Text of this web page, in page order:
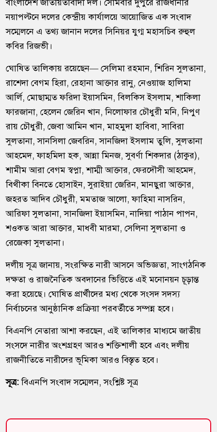
বাংলাদেশ জাতীয়তাবাদী দল। সোমবার দুপুরে রাজধানীর
নয়াপল্টনে দলের কেন্দ্রীয় কার্যালয়ে আয়োজিত এক সংবাদ
সম্মেলনে এ তথ্য জানান দলের সিনিয়র যুগ্ম মহাসচিবরুহুল
কবির রিজভী।
ঘোষিত তালিকায় রয়েছেন— সেলিমা রহমান, শিরিন সুলতানা,
রাশেদা বেগম হিরা, রেহানা আক্তার রানু, নেওয়াজ হালিমা
আর্লি, মোছাম্মত ফরিদা ইয়াসমিন, বিলকিস ইসলাম, শাকিলা
ফারজানা, হেলেন জেরিন খান, নিলোফার চৌধুরী মনি, নিপুণ
রায় চৌধুরী, জেবা আমিন খান, মাহমুদা হাবিবা, সাবিরা
সুলতানা, সানসিলা জেবরিন, সানজিদা ইসলাম তুলি, সুলতানা
আহমেদ, ফাহমিদা হক, আন্না মিনজ, সুবর্ণা শিকদার (ঠাকুর),
শামীম আরা বেগম স্বপ্না, শাম্মী আক্তার, ফেরদৌসী আহমেদ,
বিথীকা বিনতে হোসাইন, সুরাইয়া জেরিন, মানছুরা আক্তার,
জহরত আদিব চৌধুরী, মমতাজ আলো, ফাহিমা নাসরিন,
আরিফা সুলতানা, সানজিদা ইয়াসমিন, নাদিয়া পাঠান পাপন,
শওকত আরা আক্তার, মাধবী মারমা, সেলিনা সুলতানা ও
রেজেকা সুলতানা।
দলীয় সূত্র জানায়, সংরক্ষিত নারী আসনে অভিজ্ঞতা, সাংগঠনিক
দক্ষতা ও রাজনৈতিক অবদানের ভিত্তিতে এই মনোনয়ন চূড়ান্ত
করা হয়েছে। ঘোষিত প্রার্থীদের মধ্য থেকে সংসদ সদস্য
নির্বাচনের আনুষ্ঠানিক প্রক্রিয়া পরবর্তীতে সম্পন্ন হবে।
বিএনপি নেতারা আশা করছেন, এই তালিকার মাধ্যমে জাতীয়
সংসদে নারীর অংশগ্রহণ আরও শক্তিশালী হবে এবং দলীয়
রাজনীতিতে নারীদের ভূমিকা আরও বিস্তৃত হবে।
সূত্র:বিএনপি সংবাদ সম্মেলন, সংশ্লিষ্ট সূত্র